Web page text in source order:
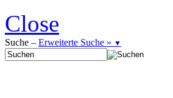
Close
Suche – Erweiterte Suche » ▼